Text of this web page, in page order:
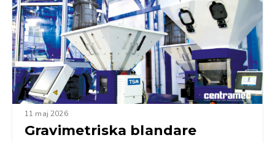
11 maj 2026
Gravimetriska blandare